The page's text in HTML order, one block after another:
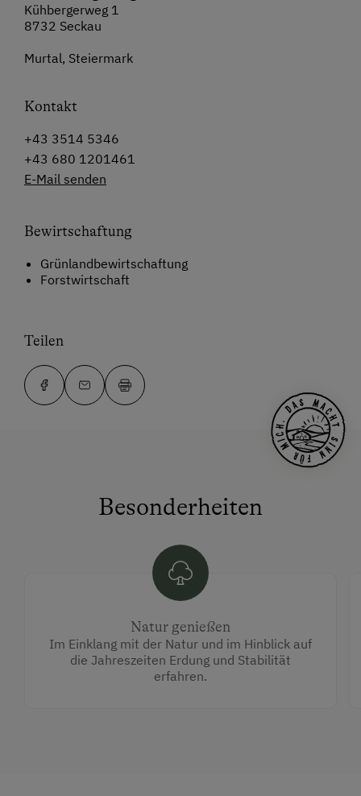
Kühbergerweg 1
8732 Seckau
Murtal, Steiermark
Kontakt
+43 3514 5346
+43 680 1201461
E-Mail senden
Bewirtschaftung
Grünlandbewirtschaftung
Forstwirtschaft
Teilen
Besonderheiten
Natur genießen
Im Einklang mit der Natur und im Hinblick auf
die Jahreszeiten Erdung und Stabilität
erfahren.